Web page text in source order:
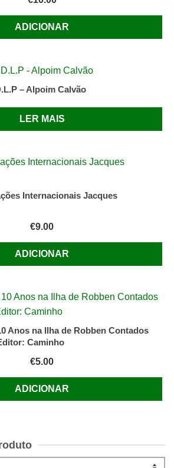
ADICIONAR
– Alpoim Calvão
LER MAIS
Internacionais Jacques
€9.00
ADICIONAR
Anos na Ilha de Robben Contados
Caminho
€5.00
ADICIONAR